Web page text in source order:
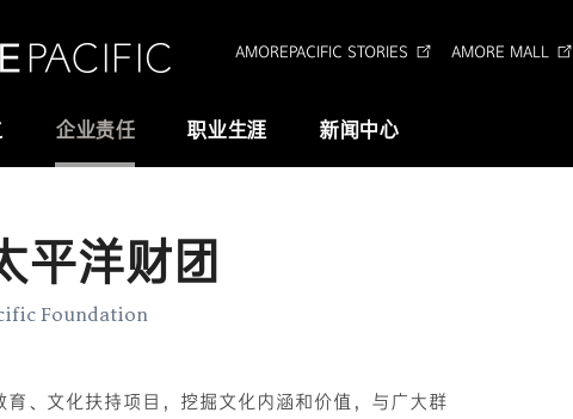
AMOREPACIFIC STORIES AMORE MALL
研究与创新
研发
企业责任 职业生涯 新闻中心
平洋财团
Foundation
、文化扶持项目，挖掘文化内涵和价值，与广大群